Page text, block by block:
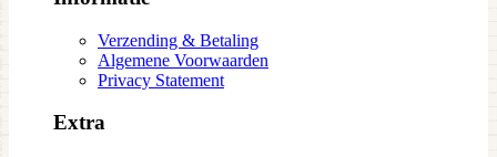
Verzending & Betaling
Algemene Voorwaarden
Privacy Statement
Extra